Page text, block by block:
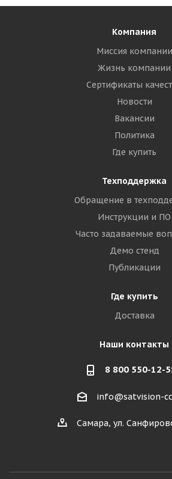
Компания
Миссия компании
Жизнь компании
Сертификаты
Новости
Вакансии
Политика
Где купить
Техподдержка
Обращение в
Инструкции и ПО
Часто задаваемые
Демо стенд
Публикации
Где купить
Доставка
Наши контакты
8 800 550-12-
info@satvision-
Самара, ул.